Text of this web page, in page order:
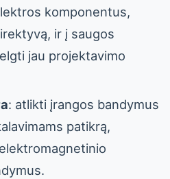
komponentus,
ir į saugos
jau projektavimo
: atlikti įrangos bandymus
patikrą,